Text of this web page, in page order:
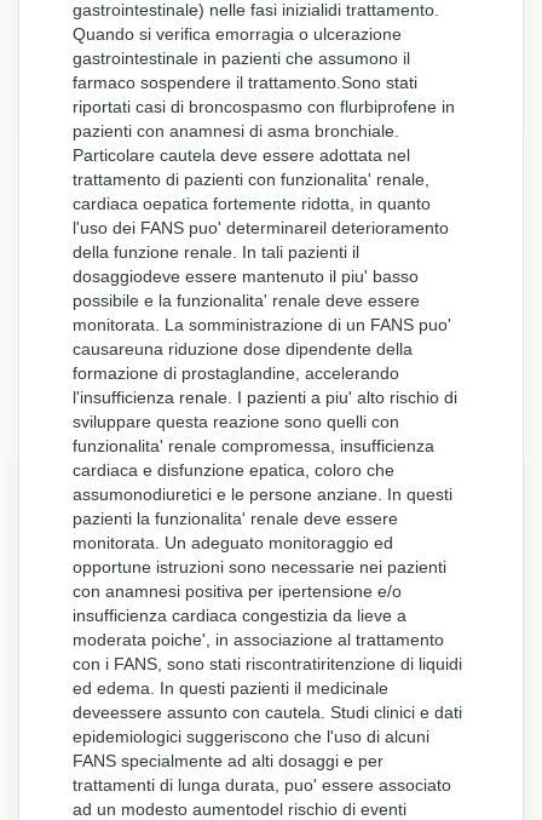
gastrointestinale) nelle fasi inizialidi trattamento.
Quando si verifica emorragia o ulcerazione
gastrointestinale in pazienti che assumono il
farmaco sospendere il trattamento.Sono stati
riportati casi di broncospasmo con flurbiprofene in
pazienti con anamnesi di asma bronchiale.
Particolare cautela deve essere adottata nel
trattamento di pazienti con funzionalita' renale,
cardiaca oepatica fortemente ridotta, in quanto
l'uso dei FANS puo' determinareil deterioramento
della funzione renale. In tali pazienti il
dosaggiodeve essere mantenuto il piu' basso
possibile e la funzionalita' renale deve essere
monitorata. La somministrazione di un FANS puo'
causareuna riduzione dose dipendente della
formazione di prostaglandine, accelerando
l'insufficienza renale. I pazienti a piu' alto rischio di
sviluppare questa reazione sono quelli con
funzionalita' renale compromessa, insufficienza
cardiaca e disfunzione epatica, coloro che
assumonodiuretici e le persone anziane. In questi
pazienti la funzionalita' renale deve essere
monitorata. Un adeguato monitoraggio ed
opportune istruzioni sono necessarie nei pazienti
con anamnesi positiva per ipertensione e/o
insufficienza cardiaca congestizia da lieve a
moderata poiche', in associazione al trattamento
con i FANS, sono stati riscontratiritenzione di liquidi
ed edema. In questi pazienti il medicinale
deveessere assunto con cautela. Studi clinici e dati
epidemiologici suggeriscono che l'uso di alcuni
FANS specialmente ad alti dosaggi e per
trattamenti di lunga durata, puo' essere associato
ad un modesto aumentodel rischio di eventi